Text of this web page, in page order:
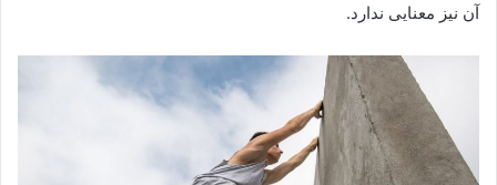
آن نیز معنایی ندارد.